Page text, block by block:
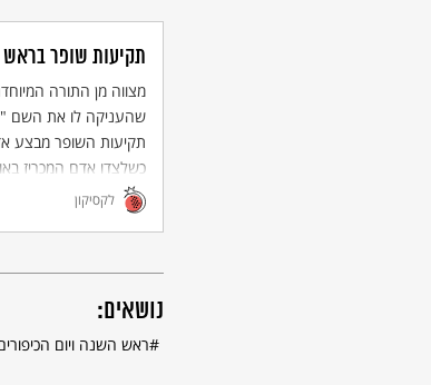
תקיעות שופר
מצווה מן התורה
שהעניקה לו את השם
תקיעות השופר מבצע
כשלצדו אדם המכריז
והקהל על כל תקיעה.
לקסיקון
נושאים:
ראש השנה ויום